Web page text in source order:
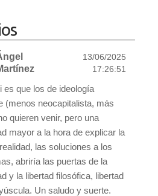
13/06/2025
17:26:51
es que los de ideología
(menos neocapitalista, más
quieren venir, pero una
mayor a la hora de explicar la
las soluciones a los
abriría las puertas de la
y la libertad filosófica, libertad
Un saludo y suerte.